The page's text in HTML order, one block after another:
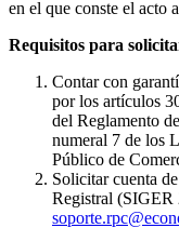
en el que conste el acto
Requisitos para
Contar con
por los artículos
del Reglamento
numeral 7 de los
Público de
Solicitar cuenta
Registral (SIGER